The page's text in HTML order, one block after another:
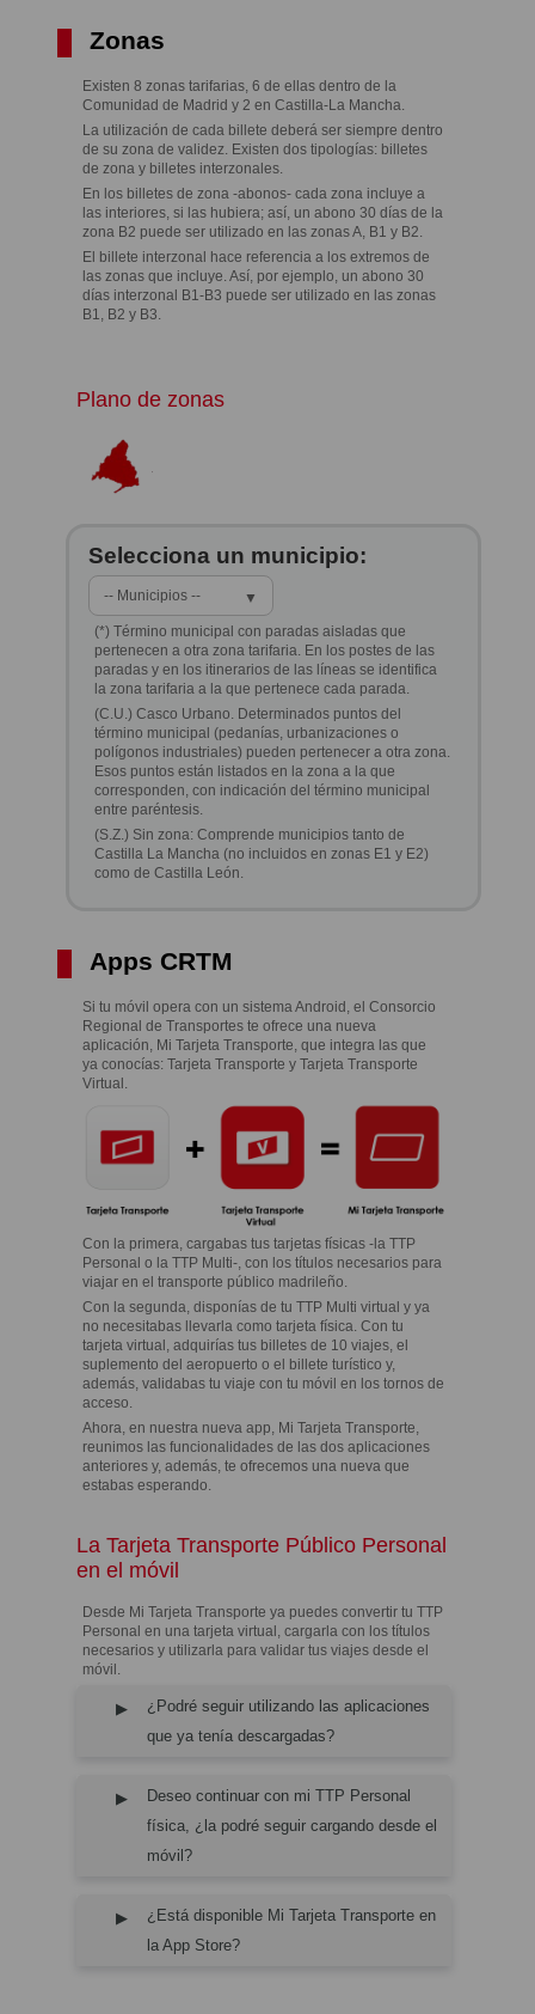
Zonas
Existen 8 zonas tarifarias, 6 de ellas dentro de la
Comunidad de Madrid y 2 en Castilla-La Mancha.
La utilización de cada billete deberá ser siempre dentro
de su zona de validez. Existen dos tipologías: billetes
de zona y billetes interzonales.
En los billetes de zona -abonos- cada zona incluye a
las interiores, si las hubiera; así, un abono 30 días de la
zona B2 puede ser utilizado en las zonas A, B1 y B2.
El billete interzonal hace referencia a los extremos de
las zonas que incluye. Así, por ejemplo, un abono 30
días interzonal B1-B3 puede ser utilizado en las zonas
B1, B2 y B3.
Plano de zonas
Selecciona un municipio:
-- Municipios --
▼
(*) Término municipal con paradas aisladas que
pertenecen a otra zona tarifaria. En los postes de las
paradas y en los itinerarios de las líneas se identifica
la zona tarifaria a la que pertenece cada parada.
(C.U.) Casco Urbano. Determinados puntos del
término municipal (pedanías, urbanizaciones o
polígonos industriales) pueden pertenecer a otra zona.
Esos puntos están listados en la zona a la que
corresponden, con indicación del término municipal
entre paréntesis.
(S.Z.) Sin zona: Comprende municipios tanto de
Castilla La Mancha (no incluidos en zonas E1 y E2)
como de Castilla León.
Apps CRTM
Si tu móvil opera con un sistema Android, el Consorcio
Regional de Transportes te ofrece una nueva
aplicación, Mi Tarjeta Transporte, que integra las que
ya conocías: Tarjeta Transporte y Tarjeta Transporte
Virtual.
Con la primera, cargabas tus tarjetas físicas -la TTP
Personal o la TTP Multi-, con los títulos necesarios para
viajar en el transporte público madrileño.
Con la segunda, disponías de tu TTP Multi virtual y ya
no necesitabas llevarla como tarjeta física. Con tu
tarjeta virtual, adquirías tus billetes de 10 viajes, el
suplemento del aeropuerto o el billete turístico y,
además, validabas tu viaje con tu móvil en los tornos de
acceso.
Ahora, en nuestra nueva app, Mi Tarjeta Transporte,
reunimos las funcionalidades de las dos aplicaciones
anteriores y, además, te ofrecemos una nueva que
estabas esperando.
La Tarjeta Transporte Público Personal
en el móvil
Desde Mi Tarjeta Transporte ya puedes convertir tu TTP
Personal en una tarjeta virtual, cargarla con los títulos
necesarios y utilizarla para validar tus viajes desde el
móvil.
¿Podré seguir utilizando las aplicaciones
que ya tenía descargadas?
Deseo continuar con mi TTP Personal
física, ¿la podré seguir cargando desde el
móvil?
¿Está disponible Mi Tarjeta Transporte en
la App Store?